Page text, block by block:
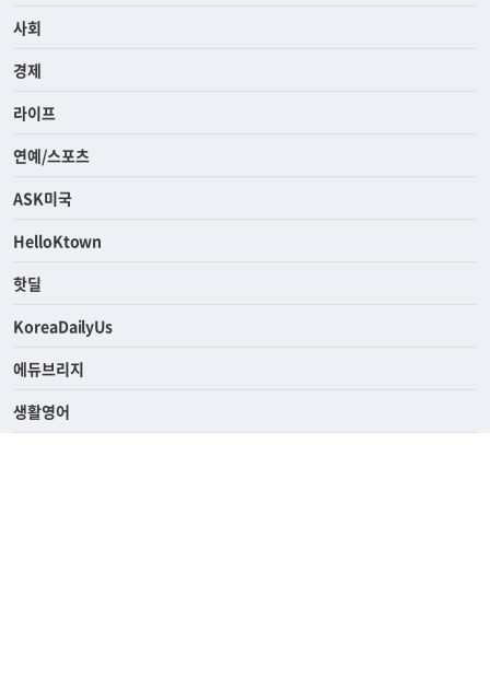
사회
경제
라이프
연예/스포츠
ASK미국
HelloKtown
핫딜
KoreaDailyUs
에듀브리지
생활영어